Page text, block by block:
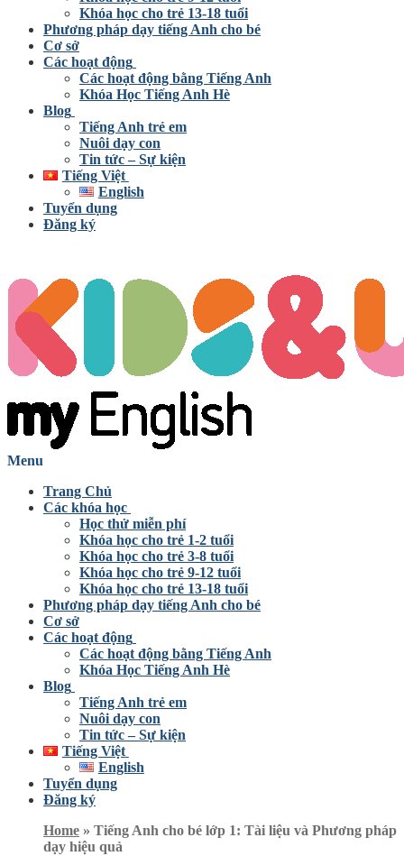
Khóa học cho trẻ 13-18 tuổi
Phương pháp dạy tiếng Anh cho bé
Cơ sở
Các hoạt động
Các hoạt động bằng Tiếng Anh
Khóa Học Tiếng Anh Hè
Blog
Tiếng Anh trẻ em
Nuôi dạy con
Tin tức – Sự kiện
Tiếng Việt
English
Tuyển dụng
Đăng ký
Menu
Trang Chủ
Các khóa học
Học thử miễn phí
Khóa học cho trẻ 1-2 tuổi
Khóa học cho trẻ 3-8 tuổi
Khóa học cho trẻ 9-12 tuổi
Khóa học cho trẻ 13-18 tuổi
Phương pháp dạy tiếng Anh cho bé
Cơ sở
Các hoạt động
Các hoạt động bằng Tiếng Anh
Khóa Học Tiếng Anh Hè
Blog
Tiếng Anh trẻ em
Nuôi dạy con
Tin tức – Sự kiện
Tiếng Việt
English
Tuyển dụng
Đăng ký
Home » Tiếng Anh cho bé lớp 1: Tài liệu và Phương pháp
dạy hiệu quả